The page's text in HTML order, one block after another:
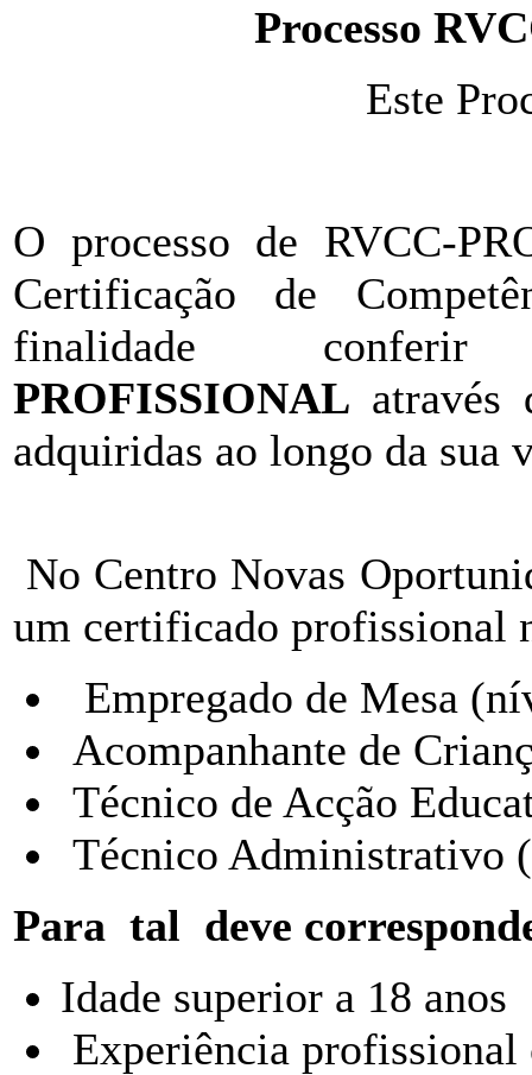
Processo
Este
O processo de RVCC-
Certificação de
finalidade
PROFISSIONAL através
adquiridas ao longo da sua
No Centro Novas
um certificado profissional
Empregado de Mesa
Acompanhante de
Técnico de Acção
Técnico Administrativo
Para tal deve
Idade superior a 18 anos
Experiência profissional